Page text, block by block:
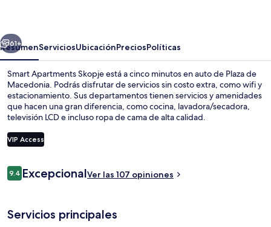
Área de sala de estar
Siguiente
61+
ResumenServiciosUbicaciónPreciosPolíticas
Smart Apartments Skopje está a cinco minutos en auto de Plaza de
Macedonia. Podrás disfrutar de servicios sin costo extra, como wifi y
estacionamiento. Sus departamentos tienen servicios y amenidades
que hacen una gran diferencia, como cocina, lavadora/secadora,
televisión LCD e incluso ropa de cama de alta calidad.
VIP Access
Opiniones
9.49.4 de 10,
ExcepcionalVer las 107 opiniones
Servicios principales